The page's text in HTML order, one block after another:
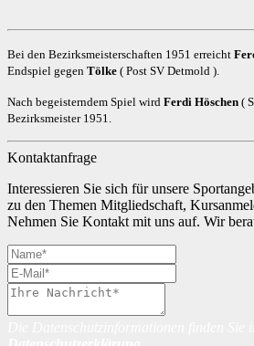
Bei den Bezirksmeisterschaften 1951 erreicht
Endspiel gegen Tölke ( Post SV Detmold ).
Nach begeisterndem Spiel wird Ferdi Höschen (
Bezirksmeister 1951.
Kontaktanfrage
Interessieren Sie sich für unsere
zu den Themen Mitgliedschaft,
Nehmen Sie Kontakt mit uns auf. Wir